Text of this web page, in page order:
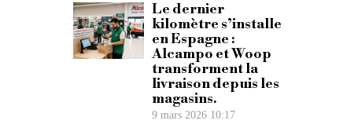
Le dernier
kilomètre s’installe
en Espagne :
Alcampo et Woop
transforment la
livraison depuis les
magasins.
9 mars 2026 10:17